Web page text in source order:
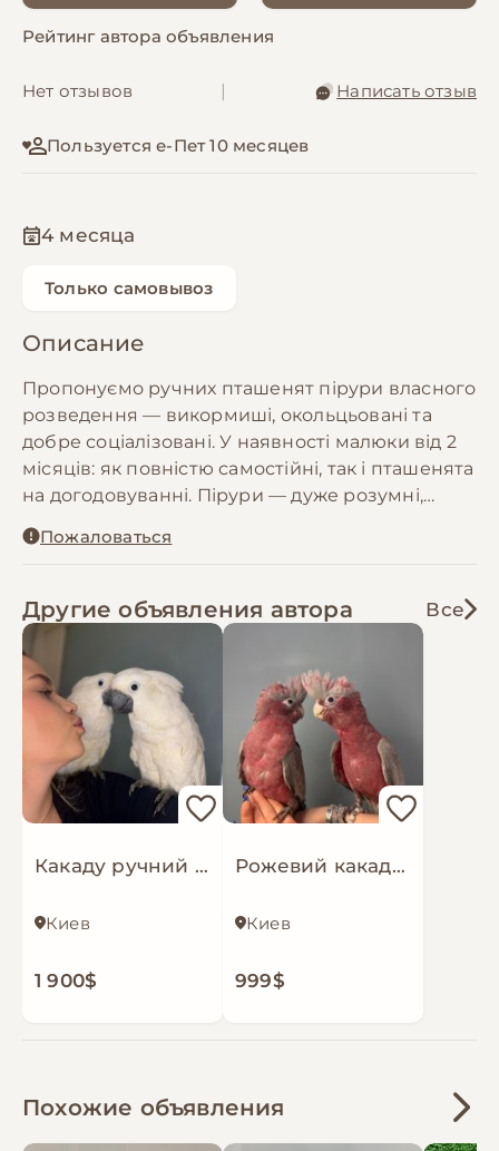
Рейтинг автора объявления
Нет отзывов Написать отзыв
Пользуется е-Пет 10 месяцев
4 месяца
Только самовывоз
Описание
Пропонуємо ручних пташенят пірури власного
розведення — викормиші, окольцьовані та
добре соціалізовані. У наявності малюки від 2
місяців: як повністю самостійні, так і пташенята
на догодовуванні. Пірури — дуже розумні,
прив’язуються до людини, люблять увагу та
мають високий інтелект, грайливий характер і
при цьому зазвичай більш спокійні у поведінці,
ніж багато інших видів папуг.Вартість залежить
від віку, статі, окрасу та кількості.
Також у наявності великий вибір товарів для
папуг: клітки та вольєри, іграшки, жердинки,
корми й ласощі, гранульоване харчування,
шлейки для прогулянок, памперси для птахів,
захисні сітки на клітки, а також вітаміни, кальцій
здоров’я папуг.
Європи, деталі уточнюйте
Пожаловаться
Другие объявления автора Все
Какаду ручний папуга, білий папуга какаду
Киев
1 900$
Рожевий какаду, ручний яскравий какаду
Киев
999$
Похожие объявления